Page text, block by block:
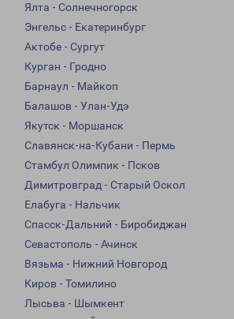
Ялта - Солнечногорск
Энгельс - Екатеринбург
Актобе - Сургут
Курган - Гродно
Барнаул - Майкоп
Балашов - Улан-Удэ
Якутск - Моршанск
Славянск-на-Кубани - Пермь
Стамбул Олимпик - Псков
Димитровград - Старый Оскол
Елабуга - Нальчик
Спасск-Дальний - Биробиджан
Севастополь - Ачинск
Вязьма - Нижний Новгород
Киров - Томилино
Лысьва - Шымкент